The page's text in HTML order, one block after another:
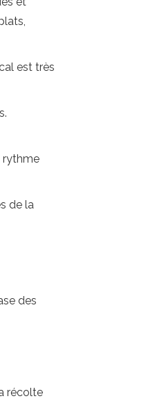
est très
rythme
de la
des
récolte